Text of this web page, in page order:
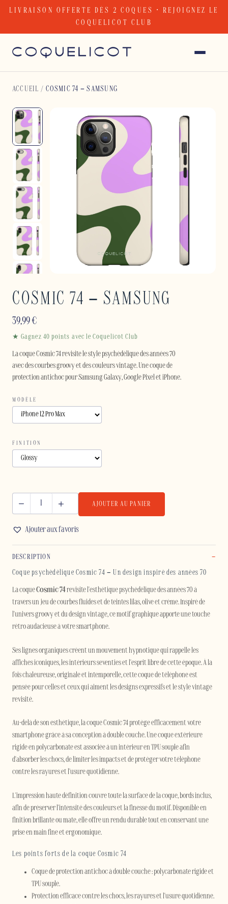
Skip
LIVRAISON OFFERTE DÈS 2 COQUES · REJOIGNEZ LE
COQUELICOT CLUB
ACCUEIL / COSMIC 74 – SAMSUNG
COSMIC 74 – SAMSUNG
39,99€
★ Gagnez 40 points avec le Coquelicot Club
La coque Cosmic 74 revisite le style psychédélique des années 70
avec des courbes groovy et des couleurs vintage. Une coque de
protection antichoc pour Samsung Galaxy, Google Pixel et iPhone.
MODÈLE
FINITION
COSMIC
74
-
SAMSUNG
AJOUTER AU PANIER
Ajouter aux favoris
DESCRIPTION
Coque psychédélique Cosmic 74 – Un design inspiré des années 70
La coqueCosmic 74revisite l'esthétique psychédélique des années 70 à
travers un jeu de courbes fluides et de teintes lilas, olive et crème. Inspiré de
l'univers groovy et du design vintage, ce motif graphique apporte une touche
rétro audacieuse à votre smartphone.
Ses lignes organiques créent un mouvement hypnotique qui rappelle les
affiches iconiques, les intérieurs seventies et l'esprit libre de cette époque. À la
fois chaleureuse, originale et intemporelle, cette coque de téléphone est
pensée pour celles et ceux qui aiment les designs expressifs et le style vintage
revisité.
Au-delà de son esthétique, la coque Cosmic 74 protège efficacement votre
smartphone grâce à sa conception à double couche. Une coque extérieure
rigide en polycarbonate est associée à un intérieur en TPU souple afin
d'absorber les chocs, de limiter les impacts et de protéger votre téléphone
contre les rayures et l'usure quotidienne.
L'impression haute définition couvre toute la surface de la coque, bords inclus,
afin de préserver l'intensité des couleurs et la finesse du motif. Disponible en
finition brillante ou mate, elle offre un rendu durable tout en conservant une
prise en main fine et ergonomique.
Les points forts de la coque Cosmic 74
Coque de protection antichoc à double couche : polycarbonate rigide et
TPU souple.
Protection efficace contre les chocs, les rayures et l'usure quotidienne.